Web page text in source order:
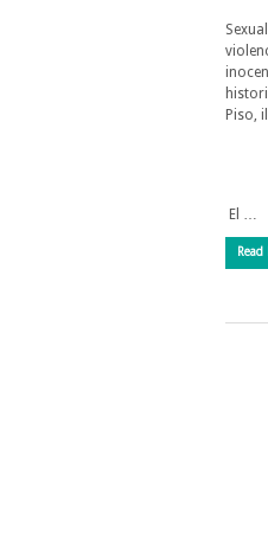
Piso,
El …